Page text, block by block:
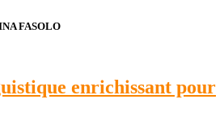
FASOLO
enrichissant pour